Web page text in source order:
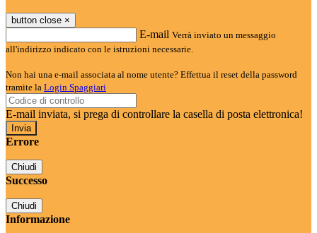
button close ×
E-mail Verrà inviato un messaggio
all'indirizzo indicato con le istruzioni necessarie.
Non hai una e-mail associata al nome utente? Effettua il reset della password
tramite la Login Spaggiari
E-mail inviata, si prega di controllare la casella di posta elettronica!
Errore
Chiudi
Successo
Chiudi
Informazione